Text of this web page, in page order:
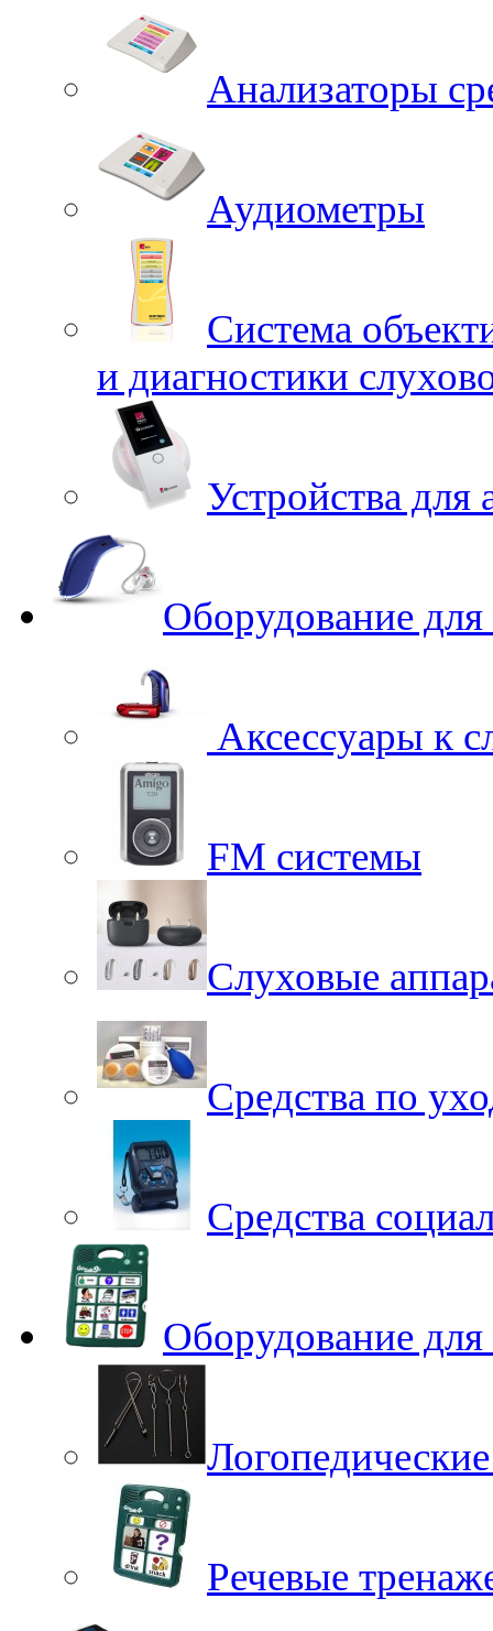
Анализаторы
Аудиометры
Система
и диагностики
Устройства для
Оборудование
Аксессуары к
FM системы
Слуховые
Средства по
Средства
Оборудование
Речевые